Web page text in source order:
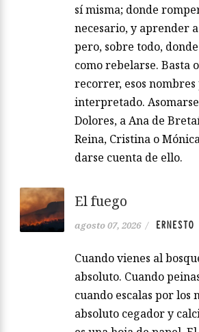
sí misma; donde
necesario, y aprender
pero, sobre todo,
como rebelarse. Basta
recorrer, esos
interpretado.
Dolores, a Ana de
Reina, Cristina o
darse cuenta de ello.
El fuego
agosto 07, 2026 /
Cuando vienes al
absoluto. Cuando
cuando escalas por los
absoluto cegador y